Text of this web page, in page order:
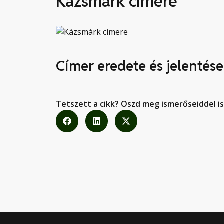
Címer eredete és jelentése
Tetszett a cikk? Oszd meg ismerőseiddel